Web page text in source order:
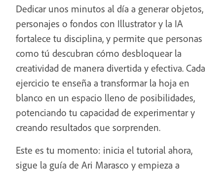
Dedicar unos minutos al día a generar objetos,
personajes o fondos con Illustrator y la IA
fortalece tu disciplina, y permite que personas
como tú descubran cómo desbloquear la
creatividad de manera divertida y efectiva. Cada
ejercicio te enseña a transformar la hoja en
blanco en un espacio lleno de posibilidades,
potenciando tu capacidad de experimentar y
creando resultados que sorprenden.
Este es tu momento: inicia el tutorial ahora,
sigue la guía de Ari Marasco y empieza a